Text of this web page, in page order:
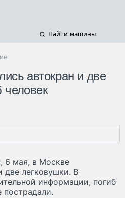
Найти машины
автокран и две
человек
6 мая, в Москве
две легковушки. В
информации, погиб